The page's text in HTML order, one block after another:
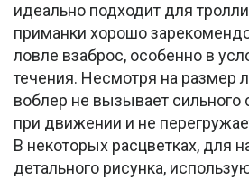
идеально подходит для
приманки хорошо
ловле взаброс, особенно в
течения. Несмотря на размер
воблер не вызывает сильного
при движении и не
В некоторых расцветках, для
детального рисунка,